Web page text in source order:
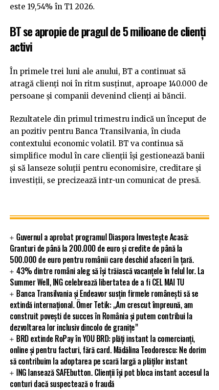
este 19,54% în T1 2026.
BT se apropie de pragul de 5 milioane de clienți
activi
În primele trei luni ale anului, BT a continuat să
atragă clienți noi în ritm susținut, aproape 140.000 de
persoane și companii devenind clienți ai băncii.
Rezultatele din primul trimestru indică un început de
an pozitiv pentru Banca Transilvania, în ciuda
contextului economic volatil. BT va continua să
simplifice modul în care clienții își gestionează banii
și să lanseze soluții pentru economisire, creditare și
investiții, se precizează intr-un comunicat de presă.
Guvernul a aprobat programul Diaspora Investește Acasă:
Granturi de până la 200.000 de euro și credite de până la
500.000 de euro pentru românii care deschid afaceri în țară.
43% dintre români aleg să își trăiască vacanțele în felul lor. La
Summer Well, ING celebrează libertatea de a fi CEL MAI TU
Banca Transilvania și Endeavor susțin firmele românești să se
extindă internațional. Ömer Tetik: „Am crescut împreună, am
construit povești de succes în România și putem contribui la
dezvoltarea lor inclusiv dincolo de granițe”
BRD extinde RoPay în YOU BRD: plăți instant la comercianți,
online și pentru facturi, fără card. Mădălina Teodorescu: Ne dorim
să contribuim la adoptarea pe scară largă a plăților instant
ING lansează SAFEbutton. Clienții își pot bloca instant accesul la
conturi dacă suspectează o fraudă